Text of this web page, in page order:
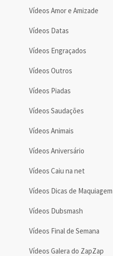
Vídeos Amor e Amizade
Vídeos Datas
Vídeos Engraçados
Vídeos Outros
Vídeos Piadas
Vídeos Saudações
Vídeos Animais
Vídeos Aniversário
Vídeos Caiu na net
Vídeos Dicas de Maquiagem
Vídeos Dubsmash
Vídeos Final de Semana
Vídeos Galera do ZapZap